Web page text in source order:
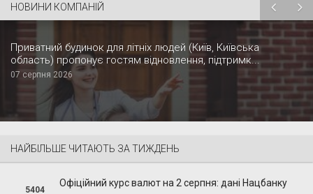
НОВИНИ КОМПАНІЙ
Приватний будинок для літніх людей (Київ, Київська
область) пропонує гостям відновлення, підтримк...
07 серпня 2026
НАЙБІЛЬШЕ ЧИТАЮТЬ ЗА ТИЖДЕНЬ
5404
Офіційний курс валют на 2 серпня: дані Нацбанку